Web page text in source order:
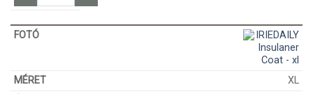
XL